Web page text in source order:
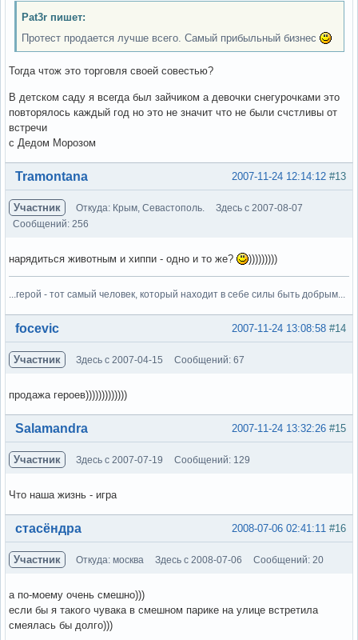
Pat3r пишет:
Протест продается лучше всего. Самый прибыльный бизнес
Тогда чтож это торговля своей совестью?
В детском саду я всегда был зайчиком а девочки снегурочками это
повторялось каждый год но это не значит что не были счстливы от
встречи
с Дедом Морозом
Вне форума #13
2007-11-24 12:14:12
Tramontana
Участник Откуда: Крым, Севастополь.
Здесь с 2007-08-07
Сообщений: 256
нарядиться животным и хиппи - одно и то же? )))))))))
...герой - тот самый человек, который находит в себе силы быть добрым...
Вне форума #14
2007-11-24 13:08:58
focevic
Участник Здесь с 2007-04-15 Сообщений: 67
продажа героев)))))))))))))
Вне форума #15
2007-11-24 13:32:26
Salamandra
Участник Здесь с 2007-07-19 Сообщений: 129
Что наша жизнь - игра
Вне форума #16
2008-07-06 02:41:11
стасёндра
Участник Откуда: москва Здесь с 2008-07-06 Сообщений: 20
а по-моему очень смешно)))
если бы я такого чувака в смешном парике на улице встретила
смеялась бы долго)))